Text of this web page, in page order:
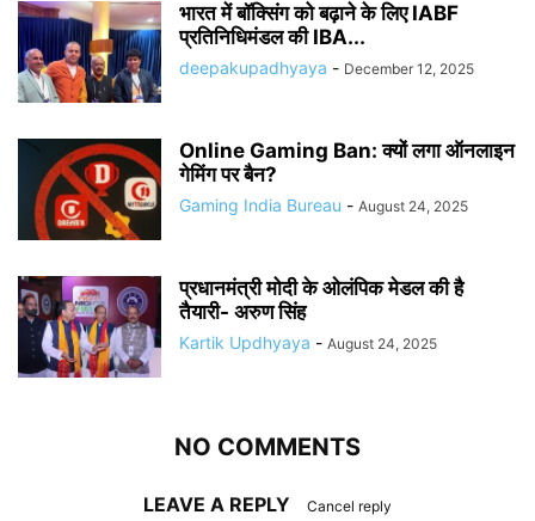
भारत में बॉक्सिंग को बढ़ाने के लिए IABF
प्रतिनिधिमंडल की IBA...
deepakupadhyaya - December 12, 2025
Online Gaming Ban: क्यों लगा ऑनलाइन
गेमिंग पर बैन?
Gaming India Bureau - August 24, 2025
प्रधानमंत्री मोदी के ओलंपिक मेडल की है
तैयारी- अरुण सिंह
Kartik Updhyaya - August 24, 2025
NO COMMENTS
LEAVE A REPLY Cancel reply